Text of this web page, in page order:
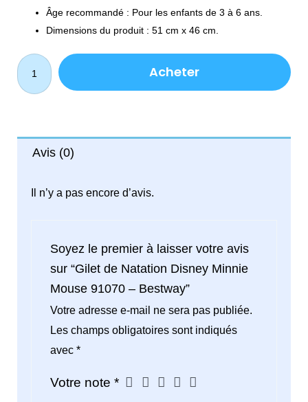
Âge recommandé : Pour les enfants de 3 à 6 ans.
Dimensions du produit : 51 cm x 46 cm.
quantité
de
Gilet
Disney
91070
Acheter
Avis (0)
Il n’y a pas encore d’avis.
Soyez le premier à laisser votre avis
sur “Gilet de Natation Disney Minnie
Mouse 91070 – Bestway”
Votre adresse e-mail ne sera pas publiée.
Les champs obligatoires sont indiqués
avec *
Votre note *